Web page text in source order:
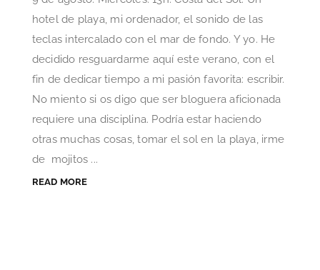
hotel de playa, mi ordenador, el sonido de las
teclas intercalado con el mar de fondo. Y yo. He
decidido resguardarme aquí este verano, con el
fin de dedicar tiempo a mi pasión favorita: escribir.
No miento si os digo que ser bloguera aficionada
requiere una disciplina. Podría estar haciendo
otras muchas cosas, tomar el sol en la playa, irme
de mojitos ...
READ MORE